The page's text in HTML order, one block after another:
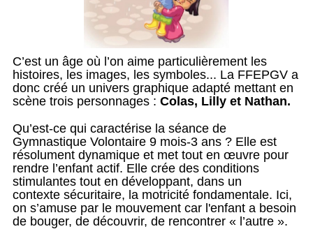
C’est un âge où l’on aime particulièrement les
histoires, les images, les symboles... La FFEPGV a
donc créé un univers graphique adapté mettant en
scène trois personnages : Colas, Lilly et Nathan.
Qu’est-ce qui caractérise la séance de
Gymnastique Volontaire 9 mois-3 ans ?Elle est
résolument dynamique et met tout en œuvre pour
rendre l’enfant actif. Elle crée des conditions
stimulantes tout en développant, dans un
contexte sécuritaire, la motricité fondamentale. Ici,
on s’amuse par le mouvement car l'enfant a besoin
de bouger, de découvrir, de rencontrer « l’autre ».